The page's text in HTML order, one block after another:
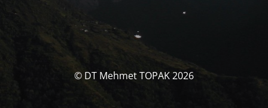
© DT Mehmet TOPAK 2026